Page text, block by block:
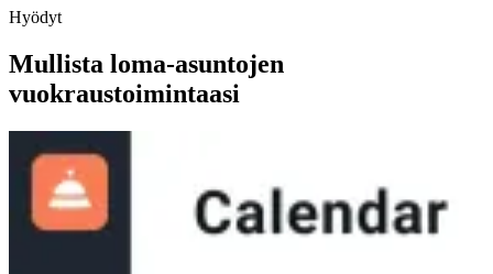
Hyödyt
Mullista loma-asuntojen
vuokraustoimintaasi